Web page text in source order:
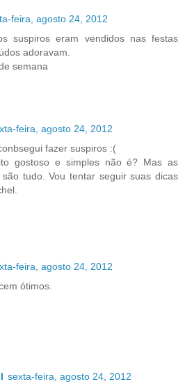
feira, agosto 24, 2012
suspiros eram vendidos nas festas
adoravam.
semana
feira, agosto 24, 2012
fazer suspiros :(
gostoso e simples não é? Mas as
tudo. Vou tentar seguir suas dicas
feira, agosto 24, 2012
ótimos.
sexta-feira, agosto 24, 2012